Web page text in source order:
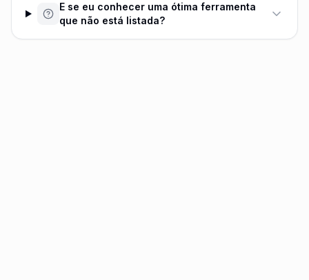
E se eu conhecer uma ótima ferramenta
que não está listada?